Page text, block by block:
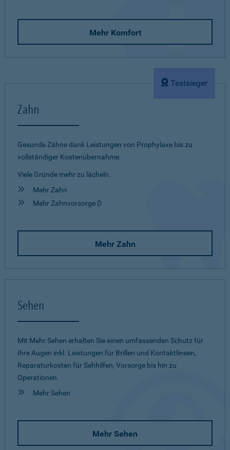
Mehr Komfort
Testsieger
Zahn
Gesunde Zähne dank Leistungen von Prophylaxe bis zu
vollständiger Kostenübernahme.
Viele Gründe mehr zu lächeln.
Mehr Zahn
Mehr Zahnvorsorge D
Mehr Zahn
Sehen
Mit Mehr Sehen erhalten Sie einen umfassenden Schutz für
Ihre Augen inkl. Leistungen für Brillen und Kontaktlinsen,
Reparaturkosten für Sehhilfen, Vorsorge bis hin zu
Operationen.
Mehr Sehen
Mehr Sehen